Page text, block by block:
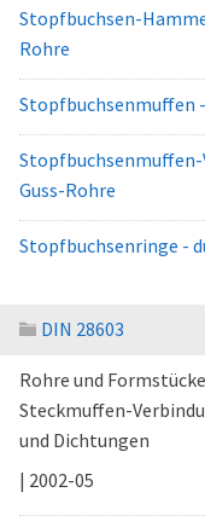
Stopfbuchsen-
Rohre
Stopfbuchsenmuffen
Guss-Rohre
Stopfbuchsenringe -
DIN 28603
Rohre und
Steckmuffen-
und Dichtungen
| 2002-05